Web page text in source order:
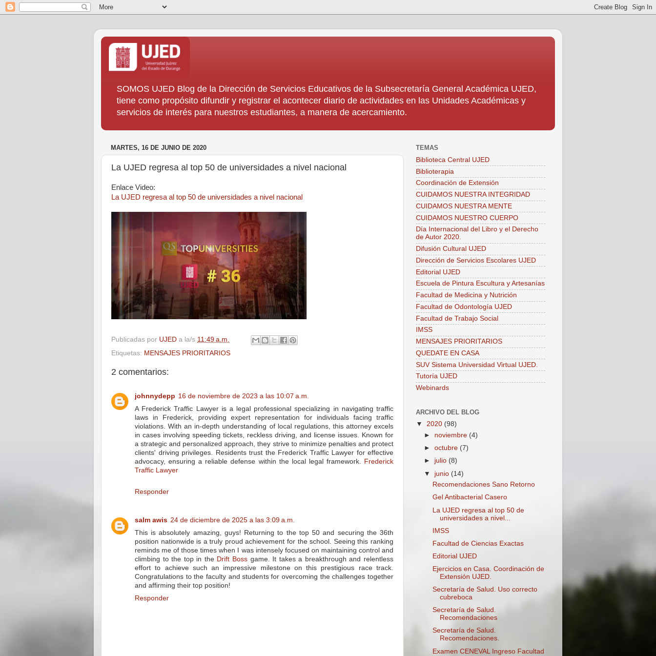
SOMOS UJED Blog de la Dirección de Servicios Educativos de la Subsecretaría General Académica UJED,
tiene como propósito difundir y registrar el acontecer diario de actividades en las Unidades Académicas y
servicios de interés para nuestros estudiantes, a manera de acercamiento.
MARTES, 16 DE JUNIO DE 2020
La UJED regresa al top 50 de universidades a nivel nacional
Enlace Video:
La UJED regresa al top 50 de universidades a nivel nacional
Publicadas por UJED a la/s 11:49 a.m.
Etiquetas: MENSAJES PRIORITARIOS
2 comentarios:
johnnydepp 16 de noviembre de 2023 a las 10:07 a.m.
A Frederick Traffic Lawyer is a legal professional specializing in navigating traffic
laws in Frederick, providing expert representation for individuals facing traffic
violations. With an in-depth understanding of local regulations, this attorney excels
in cases involving speeding tickets, reckless driving, and license issues. Known for
a strategic and personalized approach, they strive to minimize penalties and protect
clients' driving privileges. Residents trust the Frederick Traffic Lawyer for effective
advocacy, ensuring a reliable defense within the local legal framework. Frederick
Traffic Lawyer
Responder
salm awis 24 de diciembre de 2025 a las 3:09 a.m.
This is absolutely amazing, guys! Returning to the top 50 and securing the 36th
position nationwide is a truly proud achievement for the school. Seeing this ranking
reminds me of those times when I was intensely focused on maintaining control and
climbing to the top in the Drift Boss game. It takes a breakthrough and relentless
effort to achieve such an impressive milestone on this prestigious race track.
Congratulations to the faculty and students for overcoming the challenges together
and affirming their top position!
Responder
TEMAS
Biblioteca Central UJED
Biblioterapia
Coordinación de Extensión
CUIDAMOS NUESTRA INTEGRIDAD
CUIDAMOS NUESTRA MENTE
CUIDAMOS NUESTRO CUERPO
Día Internacional del Libro y el Derecho
de Autor 2020.
Difusión Cultural UJED
Dirección de Servicios Escolares UJED
Editorial UJED
Escuela de Pintura Escultura y Artesanías
Facultad de Medicina y Nutrición
Facultad de Odontología UJED
Facultad de Trabajo Social
IMSS
MENSAJES PRIORITARIOS
QUEDATE EN CASA
SUV Sistema Universidad Virtual UJED.
Tutoría UJED
Webinards
ARCHIVO DEL BLOG
▼ 2020 (98)
► noviembre (4)
►octubre (7)
► julio (8)
▼ junio (14)
Recomendaciones Sano Retorno
Gel Antibacterial Casero
La UJED regresa al top 50 de
universidades a nivel...
IMSS
Facultad de Ciencias Exactas
Editorial UJED
Ejercicios en Casa. Coordinación de
Extensión UJED.
Secretaría de Salud. Uso correcto
cubreboca
Secretaría de Salud.
Recomendaciones
Secretaría de Salud.
Recomendaciones.
Examen CENEVAL Ingreso Facultad